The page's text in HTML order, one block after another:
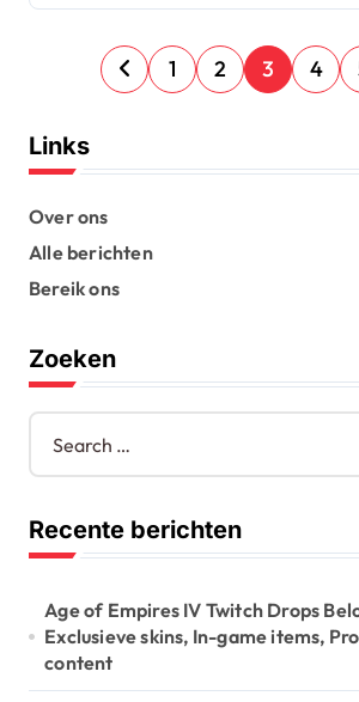
P
o
t
s
p
a
i
n
a
i
n
1 2 3 4
Links
Over ons
Alle berichten
Bereik ons
Zoeken
S
a
c
h
r
Recente berichten
Age of Empires IV Twitch Drops
Exclusieve skins, In-game items,
content